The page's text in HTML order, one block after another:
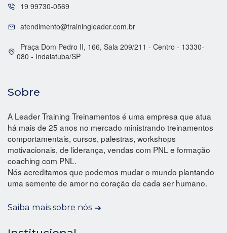
19 99730-0569
atendimento@trainingleader.com.br
Praça Dom Pedro II, 166, Sala 209/211 - Centro - 13330-
080 - Indaiatuba/SP
Sobre
A Leader Training Treinamentos é uma empresa que atua
há mais de 25 anos no mercado ministrando treinamentos
comportamentais, cursos, palestras, workshops
motivacionais, de liderança, vendas com PNL e formação
coaching com PNL.
Nós acreditamos que podemos mudar o mundo plantando
uma semente de amor no coração de cada ser humano.
Saiba mais sobre nós